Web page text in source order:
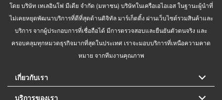
โดย บริษัท เทเลอินโฟ มีเดีย จำกัด (มหาชน) บริษัทในเครือเอไอเอส ในฐานะผู้นำที่
ไม่เคยหยุดพัฒนาบริการที่ดีที่สุดด้านดิจิทัล มาร์เก็ตติ้ง ผ่านเว็บไซต์รวมสินค้าและ
บริการ จากผู้ประกอบการที่เชื่อถือได้ มีการตรวจสอบและยืนยันตัวตนจริง และ
ครอบคลุมทุกหมวดธุรกิจมากที่สุดในประเทศ เราจะมอบบริการที่เหนือความคาด
หมาย จากทีมงานคุณภาพ
เกี่ยวกับเรา
บริการของเรา